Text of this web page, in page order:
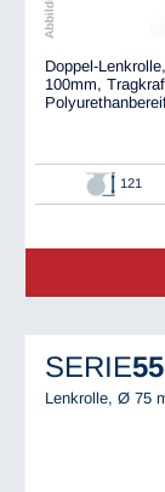
Doppel-
100mm,
121
SERIE
Lenkrolle, Ø 75